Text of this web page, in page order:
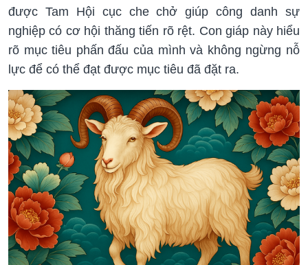
được Tam Hội cục che chở giúp công danh sự
nghiệp có cơ hội thăng tiến rõ rệt. Con giáp này hiểu
rõ mục tiêu phấn đấu của mình và không ngừng nỗ
lực để có thể đạt được mục tiêu đã đặt ra.